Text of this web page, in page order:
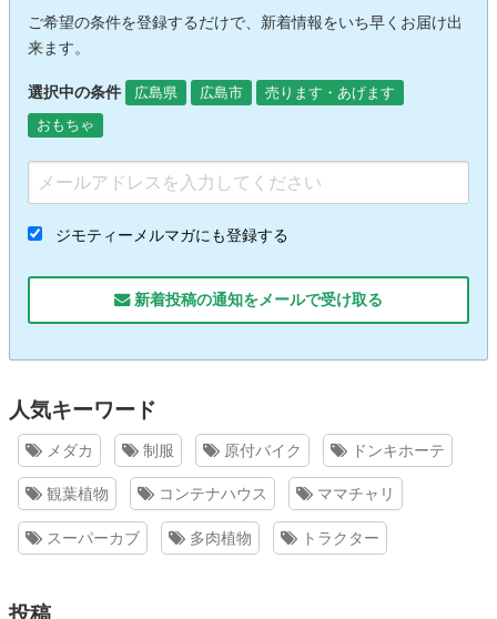
ご希望の条件を登録するだけで、新着情報をいち早くお届け出
来ます。
選択中の条件 広島県 広島市
売ります・あげます
おもちゃ
ジモティーメルマガにも登録する
新着投稿の通知をメールで受け取る
人気キーワード
メダカ 制服 原付バイク ドンキホーテ
観葉植物 コンテナハウス ママチャリ
スーパーカブ 多肉植物 トラクター